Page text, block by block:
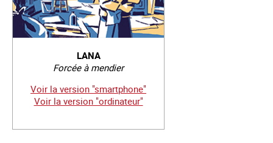
LANA
Forcée à mendier
Voir la version "smartphone"
Voir la version "ordinateur"